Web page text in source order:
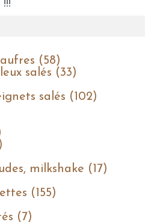
(58)
salés (33)
salés (102)
milkshake (17)
(155)
(7)